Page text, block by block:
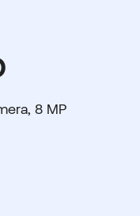
8 MP